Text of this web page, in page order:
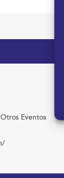
Otros Eventos